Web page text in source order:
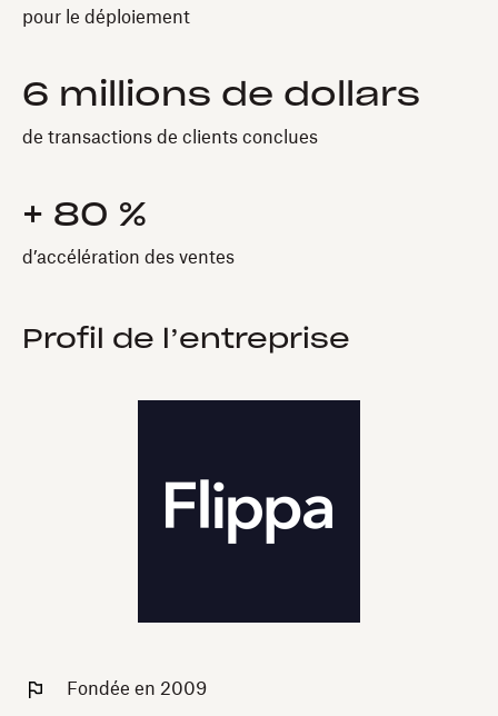
pour le déploiement
6 millions de dollars
de transactions de clients conclues
+ 80 %
d’accélération des ventes
Profil de l’entreprise
Fondée en 2009